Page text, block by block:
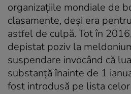
organizaţiile mondiale de
clasamente, deşi era
astfel de culpă. Tot în
depistat poziv la
suspendare invocând că
substanţă înainte de 1
fost introdusă pe lista